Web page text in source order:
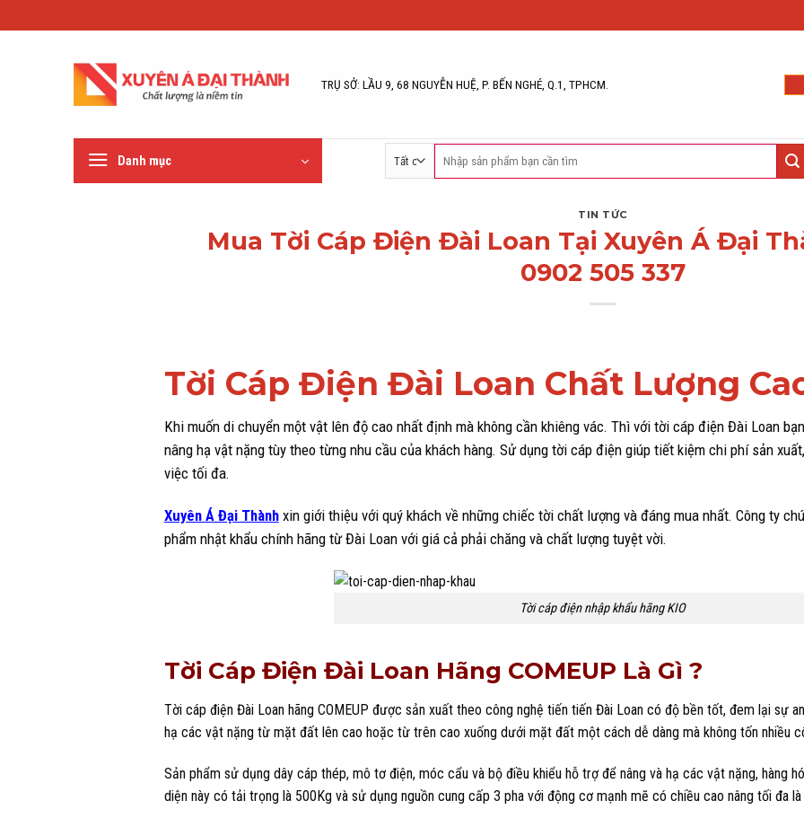
qua
TRỤ SỞ: LẦU 9, 68 NGUYỄN HUỆ, P. BẾN NGHÉ, Q.1, TPHCM.
Danh mục
kiếm:
TIN TỨC
Mua Tời Cáp Điện Đài Loan Tại Xuyên Á Đại
0902 505 337
Tời Cáp Điện Đài Loan Chất Lượng
Khi muốn di chuyển một vật lên độ cao nhất định mà không cần khiêng vác. Thì với tời cáp điện Đài Loan
nâng hạ vật nặng tùy theo từng nhu cầu của khách hàng. Sử dụng tời cáp điện giúp tiết kiệm chi phí sản
việc tối đa.
Xuyên Á Đại Thànhxin giới thiệu với quý khách về những chiếc tời chất lượng và đáng mua nhất. Công ty
phẩm nhật khẩu chính hãng từ Đài Loan với giá cả phải chăng và chất lượng tuyệt vời.
Tời cáp điện nhập khẩu hãng KIO
Tời Cáp Điện Đài Loan Hãng COMEUP Là Gì ?
Tời cáp điện Đài Loan hãng COMEUP được sản xuất theo công nghệ tiến tiến Đài Loan có độ bền tốt, đem lại sự
hạ các vật nặng từ mặt đất lên cao hoặc từ trên cao xuống dưới mặt đất một cách dễ dàng mà không tốn nhiều
Sản phẩm sử dụng dây cáp thép, mô tơ điện, móc cẩu và bộ điều khiểu hỗ trợ để nâng và hạ các vật nặng, hàng
diện này có tải trọng là 500Kg và sử dụng nguồn cung cấp 3 pha với động cơ mạnh mẽ có chiều cao nâng tối đa là